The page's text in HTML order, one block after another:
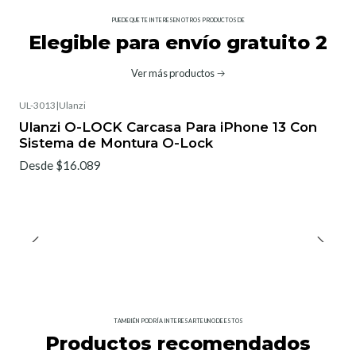
PUEDE QUE TE INTERESEN OTROS PRODUCTOS DE
Elegible para envío gratuito 2
Ver más productos
UL-3013 |Ulanzi
Ulanzi O-LOCK Carcasa Para iPhone 13 Con
Sistema de Montura O-Lock
Desde $16.089
TAMBIÉN PODRÍA INTERESARTE UNO DE ESTOS
Productos recomendados